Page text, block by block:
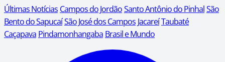
Últimas Notícias Campos do JordãoSanto Antônio do PinhalSão
Bento do SapucaíSão José dos Campos JacareíTaubaté
Caçapava Pindamonhangaba Brasil e Mundo